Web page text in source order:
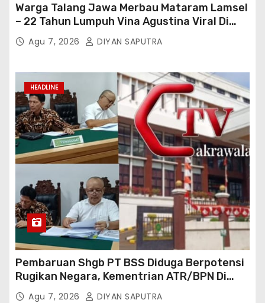
Warga Talang Jawa Merbau Mataram Lamsel
– 22 Tahun Lumpuh Vina Agustina Viral Di
Tiktok Inginkan Kursi Roda Listrik, Kepala
Perwakilan Provinsi Lampung Media
Bertindak
Agu 7, 2026 DIYAN SAPUTRA
HEADLINE
Pembaruan Shgb PT BSS Diduga Berpotensi
Rugikan Negara, Kementrian ATR/BPN Di
Gugat Di PTUN Jakarta
Agu 7, 2026 DIYAN SAPUTRA